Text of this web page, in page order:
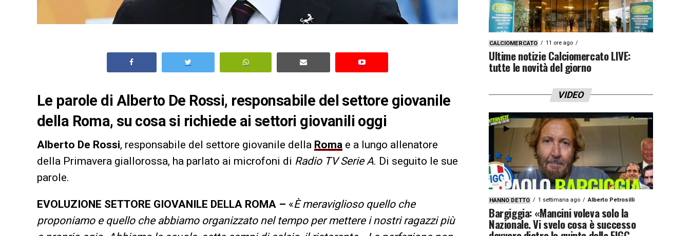
Le parole di Alberto De Rossi, responsabile del settore giovanile
della Roma, su cosa si richiede ai settori giovanili oggi
Alberto De Rossi, responsabile del settore giovanile della Roma e a lungo allenatore
della Primavera giallorossa, ha parlato ai microfoni di Radio TV Serie A. Di seguito le sue
parole.
EVOLUZIONE SETTORE GIOVANILE DELLA ROMA – «È meraviglioso quello che
proponiamo e quello che abbiamo organizzato nel tempo per mettere i nostri ragazzi più
CALCIOMERCATO 11 ore ago
Ultime notizie Calciomercato LIVE:
tutte le novità del giorno
VIDEO
HANNO DETTO 1 settimana ago Alberto Petrosilli
Bargiggia: «Mancini voleva solo la
Nazionale. Vi svelo cosa è successo